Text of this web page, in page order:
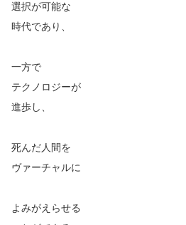
選択が可能な
時代であり、
一方で
テクノロジーが
進歩し、
死んだ人間を
ヴァーチャルに
よみがえらせる